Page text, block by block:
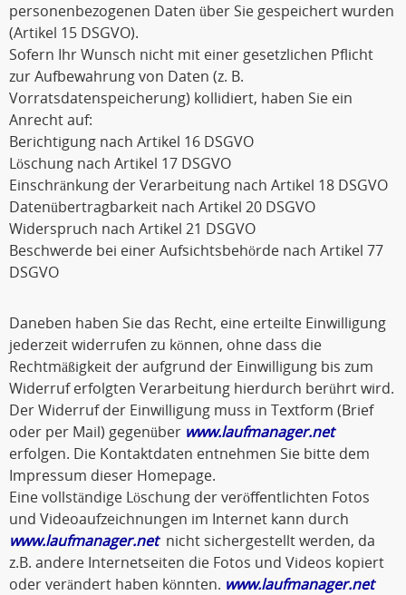
personenbezogenen Daten über Sie gespeichert wurden
(Artikel 15 DSGVO).
Sofern Ihr Wunsch nicht mit einer gesetzlichen Pflicht
zur Aufbewahrung von Daten (z. B.
Vorratsdatenspeicherung) kollidiert, haben Sie ein
Anrecht auf:
Berichtigung nach Artikel 16 DSGVO
Löschung nach Artikel 17 DSGVO
Einschränkung der Verarbeitung nach Artikel 18 DSGVO
Datenübertragbarkeit nach Artikel 20 DSGVO
Widerspruch nach Artikel 21 DSGVO
Beschwerde bei einer Aufsichtsbehörde nach Artikel 77
DSGVO
Daneben haben Sie das Recht, eine erteilte Einwilligung
jederzeit widerrufen zu können, ohne dass die
Rechtmäßigkeit der aufgrund der Einwilligung bis zum
Widerruf erfolgten Verarbeitung hierdurch berührt wird.
Der Widerruf der Einwilligung muss in Textform (Brief
oder per Mail) gegenüber www.laufmanager.net
erfolgen. Die Kontaktdaten entnehmen Sie bitte dem
Impressum dieser Homepage.
Eine vollständige Löschung der veröffentlichten Fotos
und Videoaufzeichnungen im Internet kann durch
www.laufmanager.netnicht sichergestellt werden, da
z.B. andere Internetseiten die Fotos und Videos kopiert
oder verändert haben könnten. www.laufmanager.net